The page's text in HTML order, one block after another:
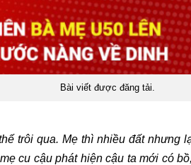
Bài viết được đăng tải.
trôi qua. Mẹ thì nhiều đất nhưng
cu cậu phát hiện cậu ta mới có